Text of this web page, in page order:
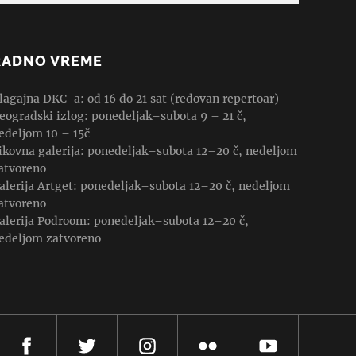
VREME
DKC-a: od 16 do 21 sat (redovan repertoar)
izlog: ponedeljak–subota 9 – 21 č,
10 – 15č
galerija: ponedeljak–subota 12–20 č, nedeljom
Artget: ponedeljak–subota 12–20 č, nedeljom
Podroom: ponedeljak–subota 12–20 č,
zatvoreno